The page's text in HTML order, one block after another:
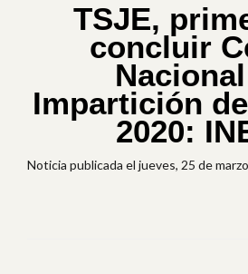
TSJE,
concluir
Impartición
2020:
Noticia publicada el jueves, 25 de